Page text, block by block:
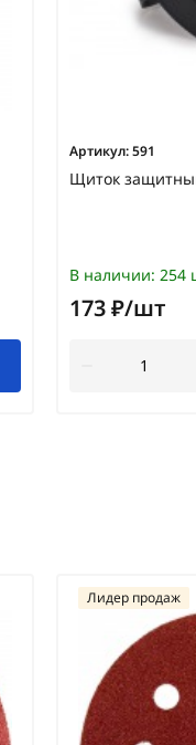
Артикул:591
Щиток
В наличии: 254
173 ₽/шт
Лидер продаж